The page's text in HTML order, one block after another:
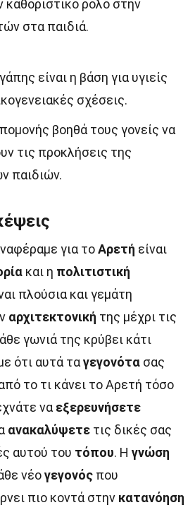
καθοριστικό ρόλο στην
στα παιδιά.
είναι η βάση για υγιείς
σχέσεις.
βοηθά τους γονείς να
τις προκλήσεις της
παιδιών.
για τοΑρετή είναι
και η πολιτιστική
πλούσια και γεμάτη
αρχιτεκτονική της μέχρι τις
γωνιά της κρύβει κάτι
ότι αυτά ταγεγονότα σας
το τι κάνει το Αρετή τόσο
να εξερευνήσετε
ανακαλύψετε τις δικές σας
αυτού του τόπου. Η γνώση
νέογεγονός που
πιο κοντά στην κατανόηση